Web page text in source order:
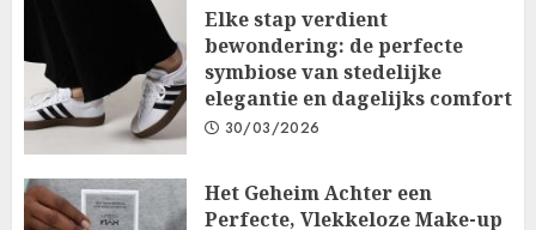
Elke stap verdient
bewondering: de perfecte
symbiose van stedelijke
elegantie en dagelijks comfort
30/03/2026
Het Geheim Achter een
Perfecte, Vlekkeloze Make-up